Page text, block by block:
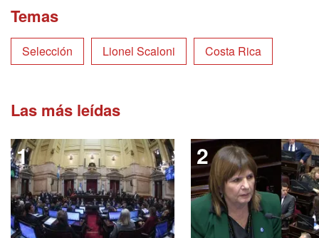
Temas
Selección Lionel Scaloni Costa Rica
Las más leídas